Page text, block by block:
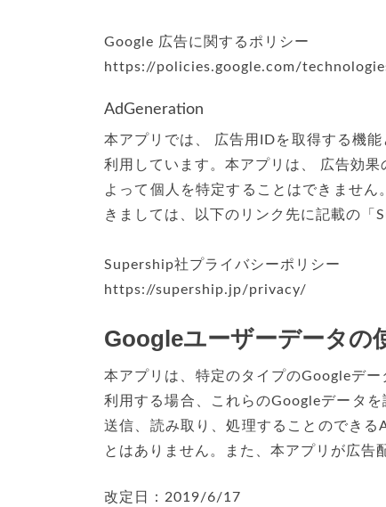
Google 広告に関するポリシー
https://policies.google.com/
AdGeneration
本アプリでは、 広告用IDを取得する機
利用しています。本アプリは、 広告効
よって個人を特定することはできませ
きましては、以下のリンク先に記載の「
Supership社プライバシーポリシー
https://supership.jp/privacy/
Googleユーザーデータの
本アプリは、特定のタイプのGoogleデ
利用する場合、これらのGoogleデータ
送信、読み取り、処理することのでき
とはありません。また、本アプリが広告
改定日：2019/6/17